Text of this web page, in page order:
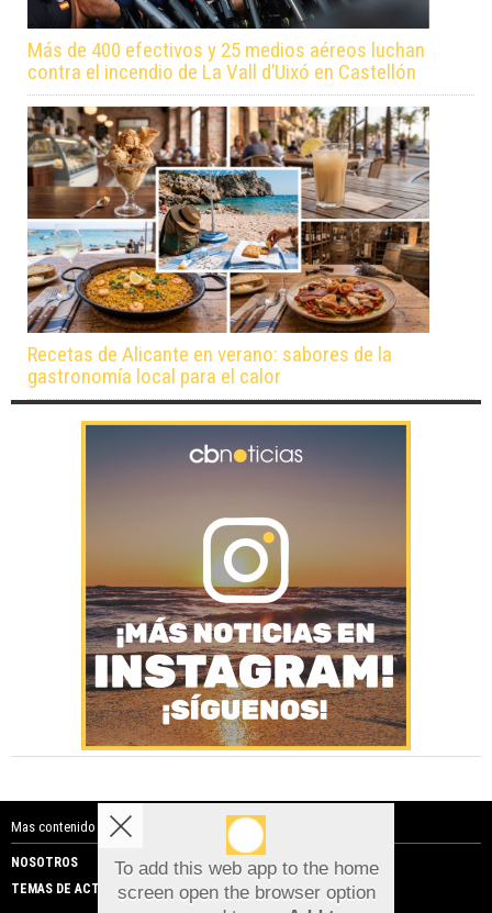
Más de 400 efectivos y 25 medios aéreos luchan
contra el incendio de La Vall d’Uixó en Castellón
Recetas de Alicante en verano: sabores de la
gastronomía local para el calor
Mas contenido de Costa Blanca Noticias:
NOSOTROS
PUBLICIDAD
TEMAS DE ACTUALIDAD
To add this web app to the home
screen open the browser option
Aviso sobre el Uso de cookies: